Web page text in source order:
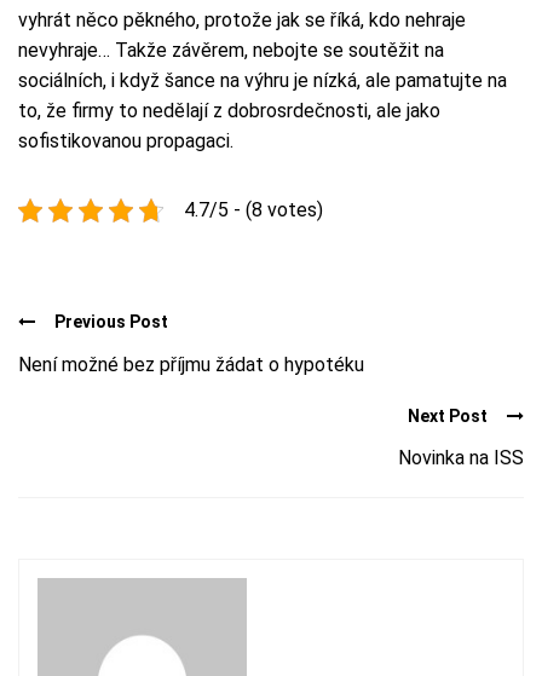
vyhrát něco pěkného, protože jak se říká, kdo nehraje
nevyhraje… Takže závěrem, nebojte se soutěžit na
sociálních, i když šance na výhru je nízká, ale pamatujte na
to, že firmy to nedělají z dobrosrdečnosti, ale jako
sofistikovanou propagaci.
4.7/5 - (8 votes)
Previous Post
Není možné bez příjmu žádat o hypotéku
Next Post
Novinka na ISS